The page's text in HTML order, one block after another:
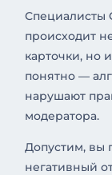
Специалисты
происходит
карточки, но
понятно —
нарушают
модератора.
Допустим, вы
негативный